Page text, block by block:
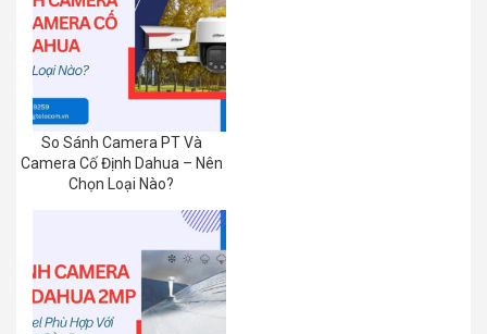
So Sánh Camera PT Và
Camera Cố Định Dahua – Nên
Chọn Loại Nào?